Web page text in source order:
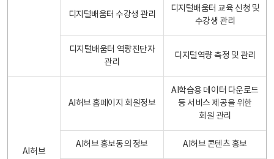
디지털배움터 수강생 관리
디지털배움터 교육 신청 및
수강생 관리
디지털배움터 역량진단자
관리
디지털역량 측정 및 관리
AI허브
AI허브 홈페이지 회원정보
AI학습용 데이터 다운로드
등 서비스 제공을 위한
회원 관리
AI허브 홍보동의 정보 AI허브 콘텐츠 홍보